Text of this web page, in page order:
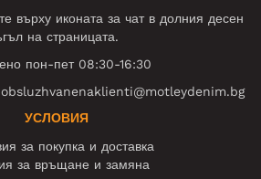
върху иконата за чат в долния десен
на страницата.
пон-пет 08:30-16:30
obsluzhvanenaklienti@motleydenim.bg
УСЛОВИЯ
за покупка и доставка
за връщане и замяна